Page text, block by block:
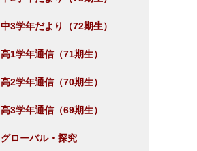
中3学年だより（72期生）
高1学年通信（71期生）
高2学年通信（70期生）
高3学年通信（69期生）
グローバル・探究